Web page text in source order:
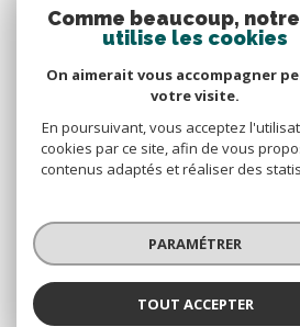
© 2026 | Tous droits
Nos honoraires
Nos
Réalisé par :
Comme beaucoup,
utilise les cookies
On aimerait vous accompagner
votre visite.
En poursuivant, vous acceptez
cookies par ce site, afin de vous
contenus adaptés et réaliser des
PARAMÉTRER
TOUT ACCEPTER